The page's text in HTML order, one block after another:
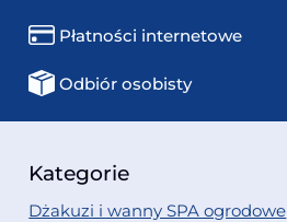
Płatności internetowe
Odbiór osobisty
Kategorie
Dżakuzi i wanny SPA ogrodowe